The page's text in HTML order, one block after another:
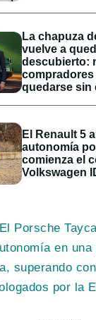
La chapuza
vuelve a
descubierto:
compradores
quedarse sin
El Renault 5
autonomía
comienza el
Volkswagen
El Porsche
en una
superando
por la